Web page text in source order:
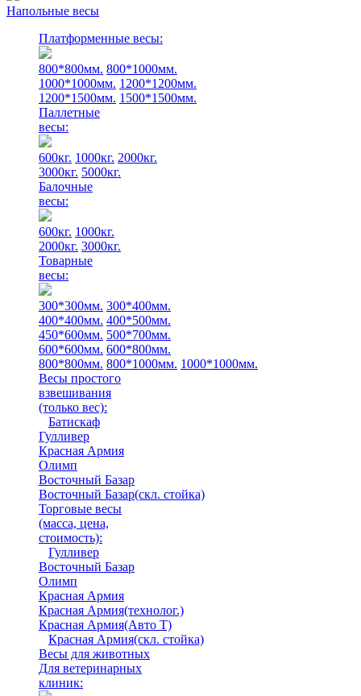
Напольные весы
Платформенные весы:
800*800мм. 800*1000мм.
1000*1000мм. 1200*1200мм.
1200*1500мм. 1500*1500мм.
Паллетные
весы:
600кг. 1000кг. 2000кг.
3000кг. 5000кг.
Балочные
весы:
600кг. 1000кг.
2000кг. 3000кг.
Товарные
весы:
300*300мм. 300*400мм.
400*400мм. 400*500мм.
450*600мм. 500*700мм.
600*600мм. 600*800мм.
800*800мм. 800*1000мм. 1000*1000мм.
Весы простого
взвешивания
(только вес):
Батискаф
Гулливер
Красная Армия
Олимп
Восточный Базар
Восточный Базар(скл. стойка)
Торговые весы
(масса, цена,
стоимость):
Гулливер
Восточный Базар
Олимп
Красная Армия
Красная Армия(технолог.)
Красная Армия(Авто Т)
Красная Армия(скл. стойка)
Весы для животных
Для ветеринарных
клиник: